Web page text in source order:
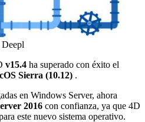
Deepl
v15.4 ha superado con éxito el
Sierra (10.12) .
en Windows Server, ahora
2016 con confianza, ya que 4D
este nuevo sistema operativo.